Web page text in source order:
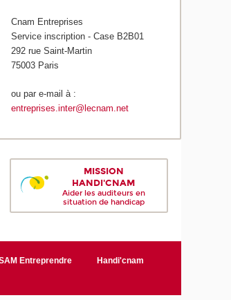
Cnam Entreprises
Service inscription - Case B2B01
292 rue Saint-Martin
75003 Paris
ou par e-mail à :
entreprises.inter@lecnam.net
MISSION
HANDI'CNAM
Aider les auditeurs en
situation de handicap
Entreprendre
Handi'cnam